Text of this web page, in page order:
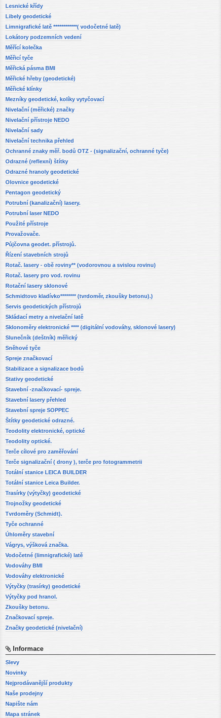
Lesnické křídy
Libely geodetické
Limnigrafické latě ************( vodočetné latě)
Lokátory podzemních vedení
Měřící kolečka
Měřicí tyče
Měřická pásma BMI
Měřické hřeby (geodetické)
Měřické klínky
Mezníky geodetické, kolíky vytyčovací
Nivelační (měřické) značky
Nivelační přístroje NEDO
Nivelační sady
Nivelační technika přehled
Ochranné znaky měř. bodů OTZ - (signalizační, ochranné tyče)
Odrazné (reflexní) štítky
Odrazné hranoly geodetické
Olovnice geodetické
Pentagon geodetický
Potrubní (kanalizační) lasery.
Potrubní laser NEDO
Použité přístroje
Provažovače.
Půjčovna geodet. přístrojů.
Řízení stavebních strojů
Rotač. lasery - obě roviny** (vodorovnou a svislou rovinu)
Rotač. lasery pro vod. rovinu
Rotační lasery sklonové
Schmidtovo kladívko******** (tvrdoměr, zkoušky betonu).)
Servis geodetických přístrojů
Skládací metry a nivelační latě
Sklonoměry elektronické **** (digitální vodováhy, sklonové lasery)
Slunečník (deštník) měřický
Sněhové tyče
Spreje značkovací
Stabilizace a signalizace bodů
Stativy geodetické
Stavební -značkovací- spreje.
Stavební lasery přehled
Stavební spreje SOPPEC
Štítky geodetické odrazné.
Teodolity elektronické, optické
Teodolity optické.
Terče cílové pro zaměřování
Terče signalizační ( drony ), terče pro fotogrammetrii
Totální stanice LEICA BUILDER
Totální stanice Leica Builder.
Trasírky (výtyčky) geodetické
Trojnožky geodetické
Tvrdoměry (Schmidt).
Tyče ochranné
Úhloměry stavební
Vágrys, výšková značka.
Vodočetné (limnigrafické) latě
Vodováhy BMI
Vodováhy elektronické
Výtyčky (trasírky) geodetické
Výtyčky pod hranol.
Zkoušky betonu.
Značkovací spreje.
Značky geodetické (nivelační)
Informace
Slevy
Novinky
Nejprodávanější produkty
Naše prodejny
Napište nám
Mapa stránek